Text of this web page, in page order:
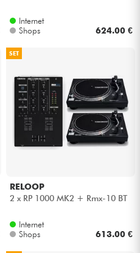
Internet
Shops
624.00 €
SET
RELOOP
2 x RP 1000 MK2 + Rmx-10 BT
Internet
Shops
613.00 €